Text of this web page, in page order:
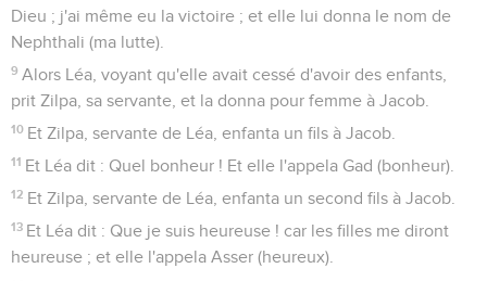
Dieu ; j'ai même eu la victoire ; et elle lui donna le nom de
Nephthali (ma lutte).
9 Alors Léa, voyant qu'elle avait cessé d'avoir des enfants,
prit Zilpa, sa servante, et la donna pour femme à Jacob.
10 Et Zilpa, servante de Léa, enfanta un fils à Jacob.
11 Et Léa dit : Quel bonheur ! Et elle l'appela Gad (bonheur).
12 Et Zilpa, servante de Léa, enfanta un second fils à Jacob.
13 Et Léa dit : Que je suis heureuse ! car les filles me diront
heureuse ; et elle l'appela Asser (heureux).